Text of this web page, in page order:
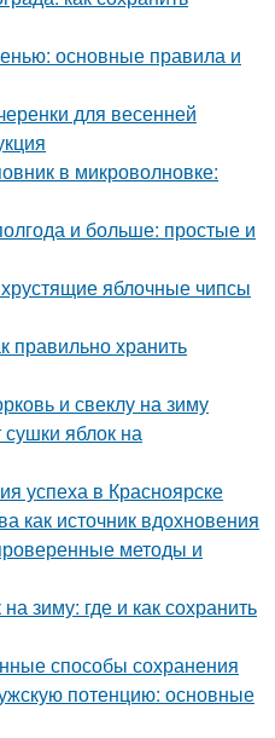
основные правила и
для весенней
в микроволновке:
и больше: простые и
яблочные чипсы
правильно хранить
и свеклу на зиму
яблок на
успеха в Красноярске
как источник вдохновения
методы и
зиму: где и как сохранить
способы сохранения
потенцию: основные